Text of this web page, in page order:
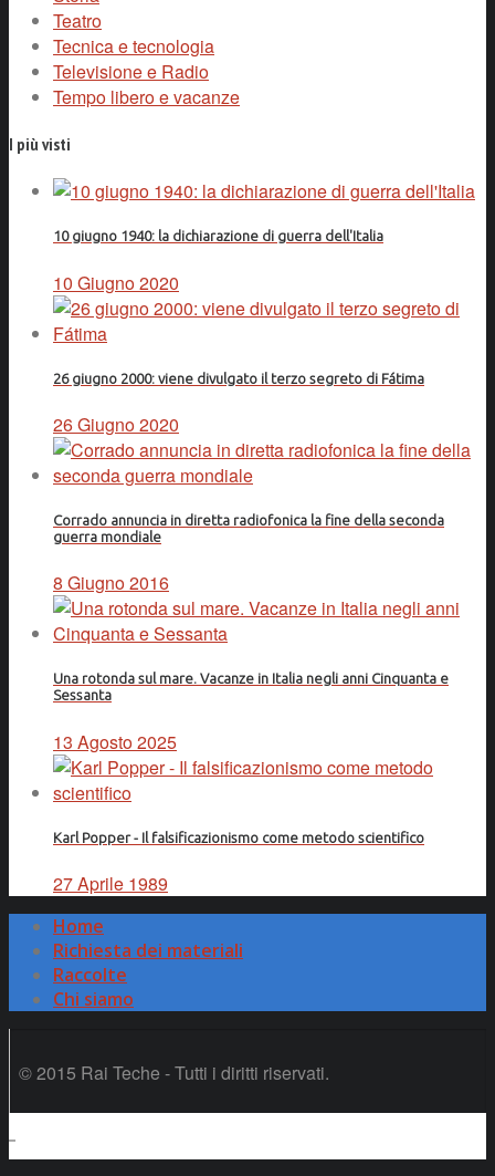
Teatro
Tecnica e tecnologia
Televisione e Radio
Tempo libero e vacanze
I più visti
10 giugno 1940: la dichiarazione di guerra dell'Italia
10 Giugno 2020
26 giugno 2000: viene divulgato il terzo segreto di Fátima
26 Giugno 2020
Corrado annuncia in diretta radiofonica la fine della seconda
guerra mondiale
8 Giugno 2016
Una rotonda sul mare. Vacanze in Italia negli anni Cinquanta e
Sessanta
13 Agosto 2025
Karl Popper - Il falsificazionismo come metodo scientifico
27 Aprile 1989
Home
Richiesta dei materiali
Raccolte
Chi siamo
© 2015 Rai Teche - Tutti i diritti riservati.